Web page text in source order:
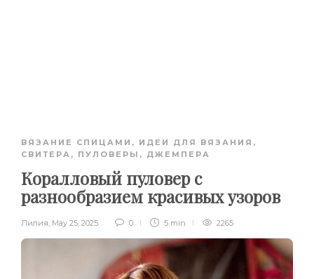
ВЯЗАНИЕ СПИЦАМИ , ИДЕИ ДЛЯ ВЯЗАНИЯ ,
СВИТЕРА, ПУЛОВЕРЫ, ДЖЕМПЕРА
Коралловый пуловер с
разнообразием красивых узоров
Лилия, May 25, 2025 0 5 min 2265